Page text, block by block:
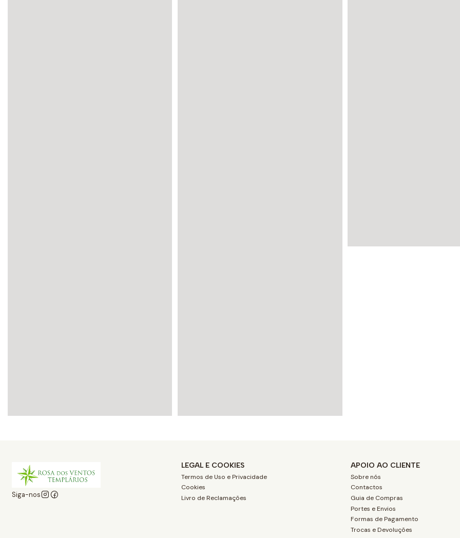
Siga-nos
LEGAL E COOKIES
Termos de Uso e Privacidade
Cookies
Livro de Reclamações
APOIO AO CLIENTE
Sobre nós
Contactos
Guia de Compras
Portes e Envios
Formas de Pagamento
Trocas e Devoluções